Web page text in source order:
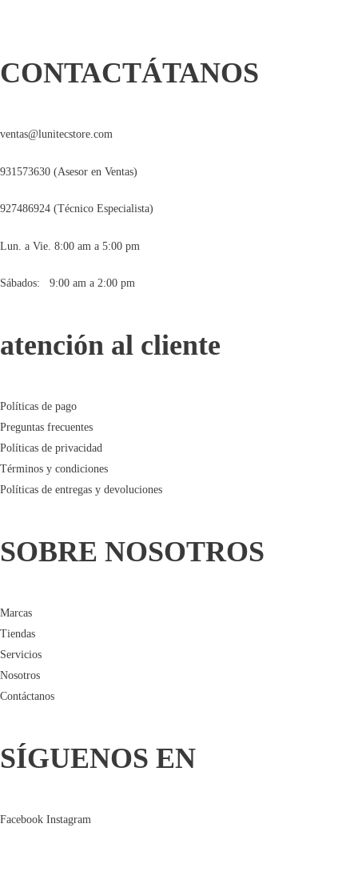
CONTACTÁTANOS
ventas@lunitecstore.com
931573630 (Asesor en Ventas)
927486924 (Técnico Especialista)
Lun. a Vie. 8:00 am a 5:00 pm
Sábados: 9:00 am a 2:00 pm
atención al cliente
Políticas de pago
Preguntas frecuentes
Políticas de privacidad
Términos y condiciones
Políticas de entregas y devoluciones
SOBRE NOSOTROS
Marcas
Tiendas
Servicios
Nosotros
Contáctanos
SÍGUENOS EN
Facebook Instagram